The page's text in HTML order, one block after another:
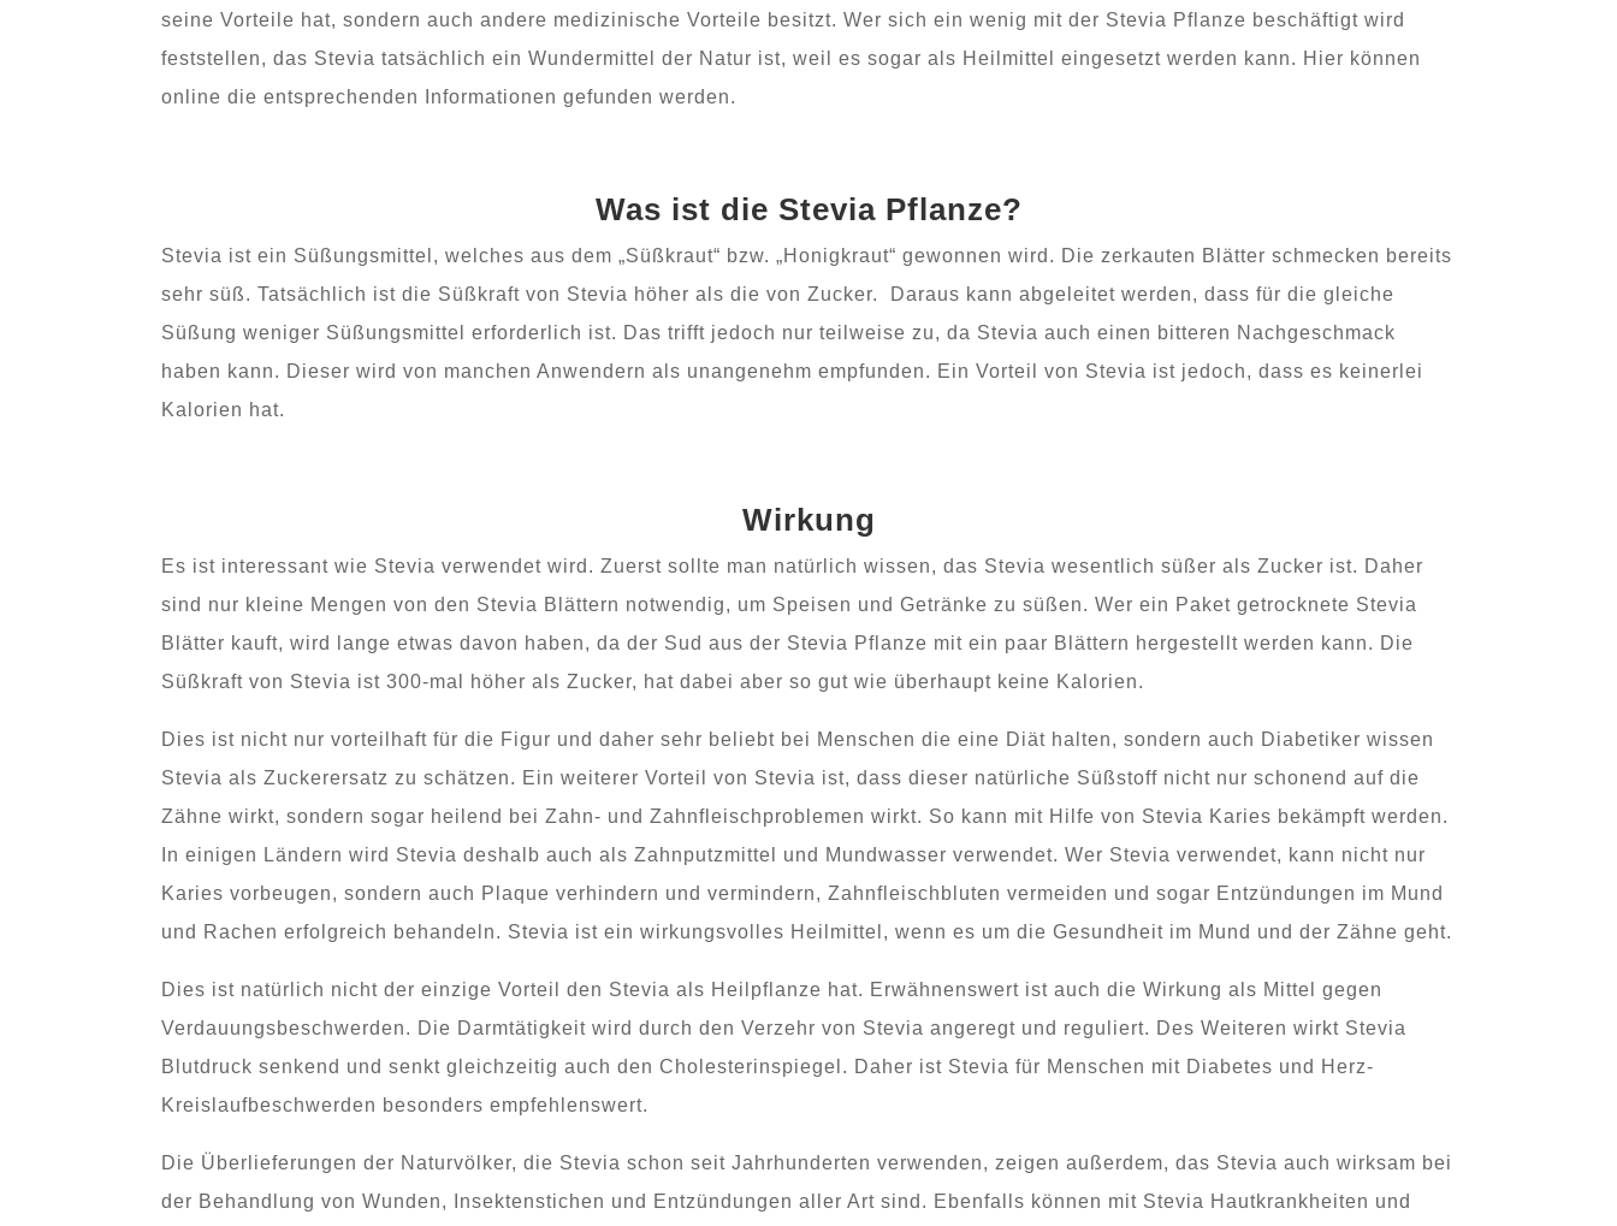
seine Vorteile hat, sondern auch andere medizinische Vorteile besitzt. Wer sich ein wenig mit der Stevia Pflanze beschäftigt wird
feststellen, das Stevia tatsächlich ein Wundermittel der Natur ist, weil es sogar als Heilmittel eingesetzt werden kann. Hier können
online die entsprechenden Informationen gefunden werden.
Was ist die Stevia Pflanze?
Stevia ist ein Süßungsmittel, welches aus dem „Süßkraut“ bzw. „Honigkraut“ gewonnen wird. Die zerkauten Blätter schmecken bereits
sehr süß. Tatsächlich ist die Süßkraft von Stevia höher als die von Zucker. Daraus kann abgeleitet werden, dass für die gleiche
Süßung weniger Süßungsmittel erforderlich ist. Das trifft jedoch nur teilweise zu, da Stevia auch einen bitteren Nachgeschmack
haben kann. Dieser wird von manchen Anwendern als unangenehm empfunden. Ein Vorteil von Stevia ist jedoch, dass es keinerlei
Kalorien hat.
Wirkung
Es ist interessant wie Stevia verwendet wird. Zuerst sollte man natürlich wissen, das Stevia wesentlich süßer als Zucker ist. Daher
sind nur kleine Mengen von den Stevia Blättern notwendig, um Speisen und Getränke zu süßen. Wer ein Paket getrocknete Stevia
Blätter kauft, wird lange etwas davon haben, da der Sud aus der Stevia Pflanze mit ein paar Blättern hergestellt werden kann. Die
Süßkraft von Stevia ist 300-mal höher als Zucker, hat dabei aber so gut wie überhaupt keine Kalorien.
Dies ist nicht nur vorteilhaft für die Figur und daher sehr beliebt bei Menschen die eine Diät halten, sondern auch Diabetiker wissen
Stevia als Zuckerersatz zu schätzen. Ein weiterer Vorteil von Stevia ist, dass dieser natürliche Süßstoff nicht nur schonend auf die
Zähne wirkt, sondern sogar heilend bei Zahn- und Zahnfleischproblemen wirkt. So kann mit Hilfe von Stevia Karies bekämpft werden.
In einigen Ländern wird Stevia deshalb auch als Zahnputzmittel und Mundwasser verwendet. Wer Stevia verwendet, kann nicht nur
Karies vorbeugen, sondern auch Plaque verhindern und vermindern, Zahnfleischbluten vermeiden und sogar Entzündungen im Mund
und Rachen erfolgreich behandeln. Stevia ist ein wirkungsvolles Heilmittel, wenn es um die Gesundheit im Mund und der Zähne geht.
Dies ist natürlich nicht der einzige Vorteil den Stevia als Heilpflanze hat. Erwähnenswert ist auch die Wirkung als Mittel gegen
Verdauungsbeschwerden. Die Darmtätigkeit wird durch den Verzehr von Stevia angeregt und reguliert. Des Weiteren wirkt Stevia
Blutdruck senkend und senkt gleichzeitig auch den Cholesterinspiegel. Daher ist Stevia für Menschen mit Diabetes und Herz-
Kreislaufbeschwerden besonders empfehlenswert.
Die Überlieferungen der Naturvölker, die Stevia schon seit Jahrhunderten verwenden, zeigen außerdem, das Stevia auch wirksam bei
der Behandlung von Wunden, Insektenstichen und Entzündungen aller Art sind. Ebenfalls können mit Stevia Hautkrankheiten und